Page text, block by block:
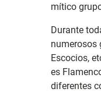
mítico
Durante
numerosos
Escocios,
es
diferentes